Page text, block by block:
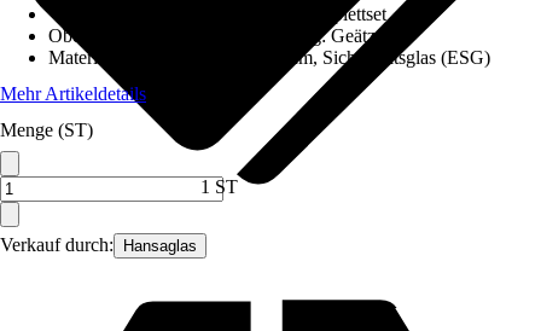
Verkauf durch: Hansaglas
Variante
1 Flügelig, Schiebetür-Komplettset
Oberfläche/Oberflächenbehandlung:Geätzt
Materialspezifizierung
Aluminium, Sicherheitsglas (ESG)
Mehr Artikeldetails
Menge (ST)
1 ST